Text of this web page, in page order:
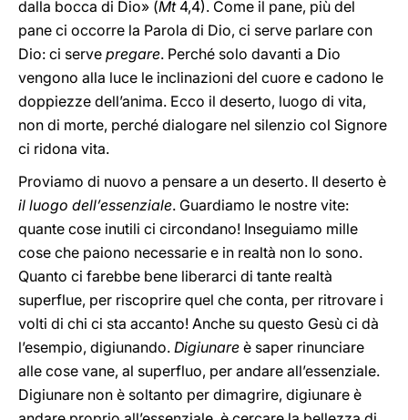
dalla bocca di Dio» (Mt4,4). Come il pane, più del
pane ci occorre la Parola di Dio, ci serve parlare con
Dio: ci serve pregare. Perché solo davanti a Dio
vengono alla luce le inclinazioni del cuore e cadono le
doppiezze dell’anima. Ecco il deserto, luogo di vita,
non di morte, perché dialogare nel silenzio col Signore
ci ridona vita.
Proviamo di nuovo a pensare a un deserto. Il deserto è
il luogo dell’essenziale. Guardiamo le nostre vite:
quante cose inutili ci circondano! Inseguiamo mille
cose che paiono necessarie e in realtà non lo sono.
Quanto ci farebbe bene liberarci di tante realtà
superflue, per riscoprire quel che conta, per ritrovare i
volti di chi ci sta accanto! Anche su questo Gesù ci dà
l’esempio, digiunando. Digiunare è saper rinunciare
alle cose vane, al superfluo, per andare all’essenziale.
Digiunare non è soltanto per dimagrire, digiunare è